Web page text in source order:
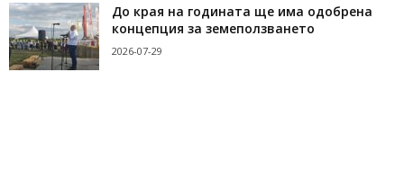
До края на годината ще има одобрена
концепция за земеползването
2026-07-29